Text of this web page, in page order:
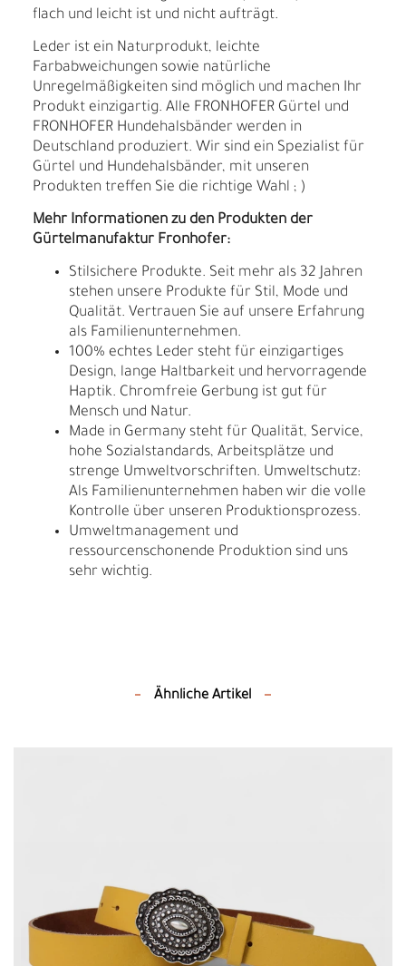
flach und leicht ist und nicht aufträgt.
Leder ist ein Naturprodukt, leichte
Farbabweichungen sowie natürliche
Unregelmäßigkeiten sind möglich und machen Ihr
Produkt einzigartig. Alle FRONHOFER Gürtel und
FRONHOFER Hundehalsbänder werden in
Deutschland produziert. Wir sind ein Spezialist für
Gürtel und Hundehalsbänder, mit unseren
Produkten treffen Sie die richtige Wahl ; )
Mehr Informationen zu den Produkten der
Gürtelmanufaktur Fronhofer:
Stilsichere Produkte. Seit mehr als 32 Jahren
stehen unsere Produkte für Stil, Mode und
Qualität. Vertrauen Sie auf unsere Erfahrung
als Familienunternehmen.
100% echtes Leder steht für einzigartiges
Design, lange Haltbarkeit und hervorragende
Haptik. Chromfreie Gerbung ist gut für
Mensch und Natur.
Made in Germany steht für Qualität, Service,
hohe Sozialstandards, Arbeitsplätze und
strenge Umweltvorschriften. Umweltschutz:
Als Familienunternehmen haben wir die volle
Kontrolle über unseren Produktionsprozess.
Umweltmanagement und
ressourcenschonende Produktion sind uns
sehr wichtig.
Ähnliche Artikel